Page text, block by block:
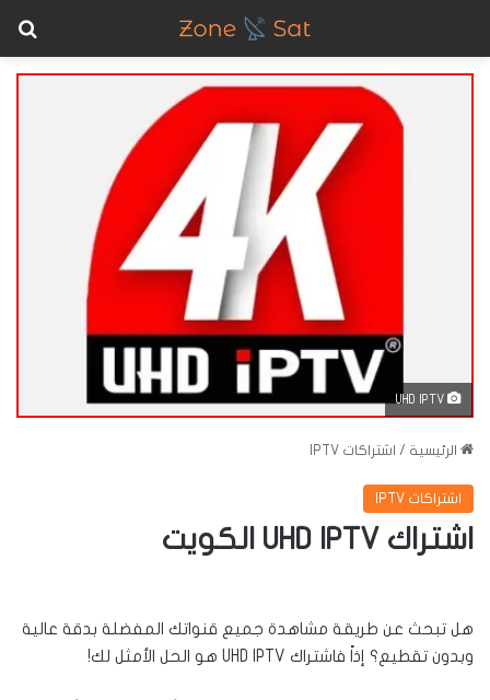
الرئيسية / اشتراكات IPTV
اشتراكات IPTV
اشتراك UHD IPTV الكويت
هل تبحث عن طريقة مشاهدة جميع قنواتك المفضلة بدقة عالية
وبدون تقطيع؟ إذاً فاشتراك UHD IPTV هو الحل الأمثل لك!